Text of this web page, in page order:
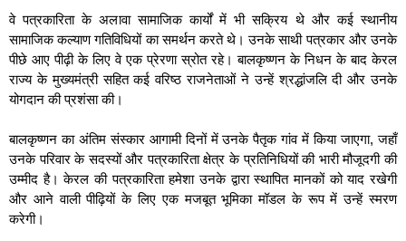
वे पत्रकारिता के अलावा सामाजिक कार्यों में भी सक्रिय थे और कई स्थानीय
सामाजिक कल्याण गतिविधियों का समर्थन करते थे। उनके साथी पत्रकार और उनके
पीछे आए पीढ़ी के लिए वे एक प्रेरणा स्रोत रहे। बालकृष्णन के निधन के बाद केरल
राज्य के मुख्यमंत्री सहित कई वरिष्ठ राजनेताओं ने उन्हें श्रद्धांजलि दी और उनके
योगदान की प्रशंसा की।
बालकृष्णन का अंतिम संस्कार आगामी दिनों में उनके पैतृक गांव में किया जाएगा, जहाँ
उनके परिवार के सदस्यों और पत्रकारिता क्षेत्र के प्रतिनिधियों की भारी मौजूदगी की
उम्मीद है। केरल की पत्रकारिता हमेशा उनके द्वारा स्थापित मानकों को याद रखेगी
और आने वाली पीढ़ियों के लिए एक मजबूत भूमिका मॉडल के रूप में उन्हें स्मरण
करेगी।